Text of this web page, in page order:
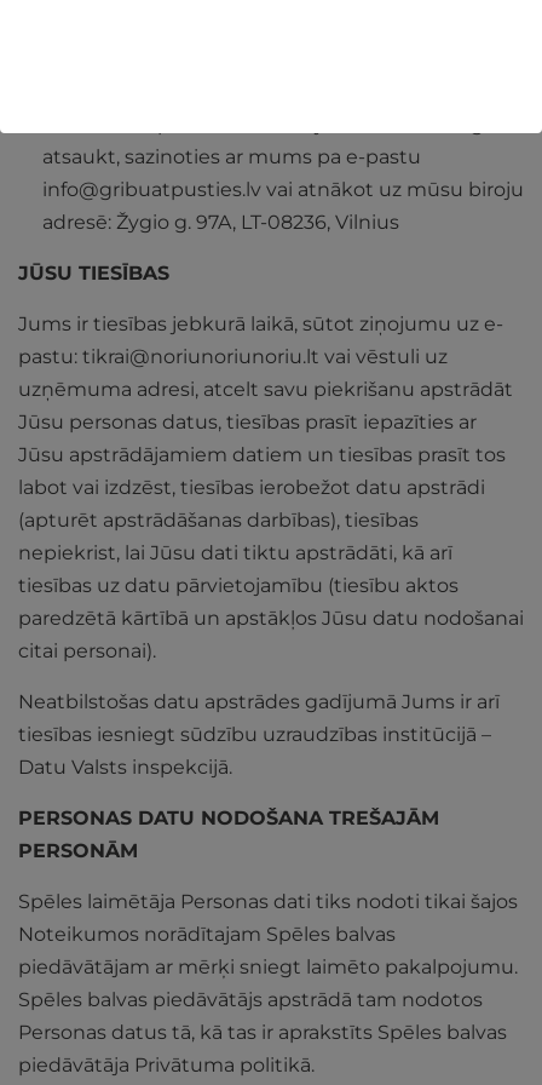
atsaukt, sazinoties ar mums pa e-pastu
info@gribuatpusties.lv vai atnākot uz mūsu biroju
adresē: Žygio g. 97A, LT-08236, Vilnius
JŪSU TIESĪBAS
Jums ir tiesības jebkurā laikā, sūtot ziņojumu uz e-
pastu: tikrai@noriunoriunoriu.lt vai vēstuli uz
uzņēmuma adresi, atcelt savu piekrišanu apstrādāt
Jūsu personas datus, tiesības prasīt iepazīties ar
Jūsu apstrādājamiem datiem un tiesības prasīt tos
labot vai izdzēst, tiesības ierobežot datu apstrādi
(apturēt apstrādāšanas darbības), tiesības
nepiekrist, lai Jūsu dati tiktu apstrādāti, kā arī
tiesības uz datu pārvietojamību (tiesību aktos
paredzētā kārtībā un apstākļos Jūsu datu nodošanai
citai personai).
Neatbilstošas datu apstrādes gadījumā Jums ir arī
tiesības iesniegt sūdzību uzraudzības institūcijā –
Datu Valsts inspekcijā.
PERSONAS DATU NODOŠANA TREŠAJĀM
PERSONĀM
Spēles laimētāja Personas dati tiks nodoti tikai šajos
Noteikumos norādītajam Spēles balvas
piedāvātājam ar mērķi sniegt laimēto pakalpojumu.
Spēles balvas piedāvātājs apstrādā tam nodotos
Personas datus tā, kā tas ir aprakstīts Spēles balvas
piedāvātāja Privātuma politikā.